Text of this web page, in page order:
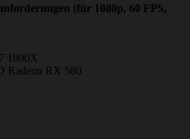
(für 1080p, 60 FPS,
1800X
Radeon RX 580